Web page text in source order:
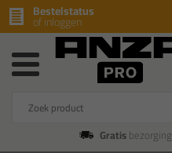
Bestelstatus
of inloggen
Gratisbezorging